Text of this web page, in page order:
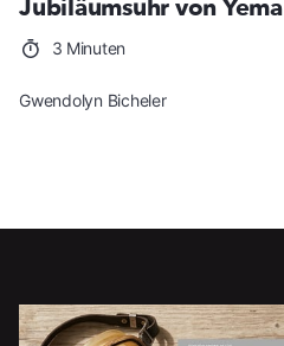
Jubiläumsuhr von Yema
3 Minuten
Gwendolyn Bicheler